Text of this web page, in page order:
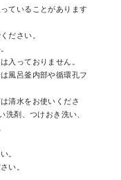
ていることがあります
ださい。
入っておりません。
風呂釜内部や循環孔フ
清水をお使いくださ
洗剤、つけおき洗い、
。
い。